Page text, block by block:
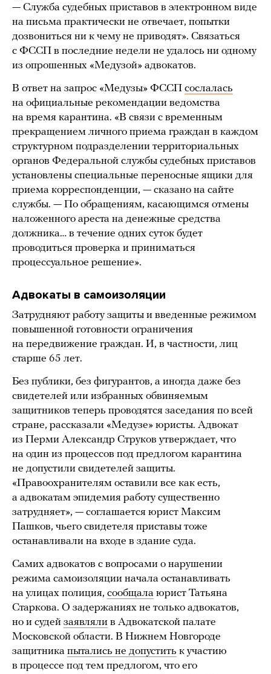
— Служба судебных приставов в электронном виде
на письма практически не отвечает, попытки
дозвониться ни к чему не приводят». Связаться
с ФССП в последние недели не удалось ни одному
из опрошенных «Медузой» адвокатов.
В ответ на запрос «Медузы» ФССП сослалась
на официальные рекомендации ведомства
на время карантина. «В связи с временным
прекращением личного приема граждан в каждом
структурном подразделении территориальных
органов Федеральной службы судебных приставов
установлены специальные переносные ящики для
приема корреспонденции, — сказано на сайте
службы. — По обращениям, касающимся отмены
наложенного ареста на денежные средства
должника… в течение одних суток будет
проводиться проверка и приниматься
процессуальное решение».
Адвокаты в самоизоляции
Затрудняют работу защиты и введенные режимом
повышенной готовности ограничения
на передвижение граждан. И, в частности, лиц
старше 65 лет.
Без публики, без фигурантов, а иногда даже без
свидетелей или избранных обвиняемым
защитников теперь проводятся заседания по всей
стране, рассказали «Медузе» юристы. Адвокат
из Перми Александр Струков утверждает, что
на один из процессов под предлогом карантина
не допустили свидетелей защиты.
«Правоохранителям оставили все как есть,
а адвокатам эпидемия работу существенно
затрудняет», — соглашается юрист Максим
Пашков, чьего свидетеля приставы тоже
останавливали на входе в здание суда.
Самих адвокатов с вопросами о нарушении
режима самоизоляции начала останавливать
на улицах полиция, сообщала юрист Татьяна
Старкова. О задержаниях не только адвокатов,
но и судей заявляли в Адвокатской палате
Московской области. В Нижнем Новгороде
защитника пытались не допустить к участию
в процессе под тем предлогом, что его